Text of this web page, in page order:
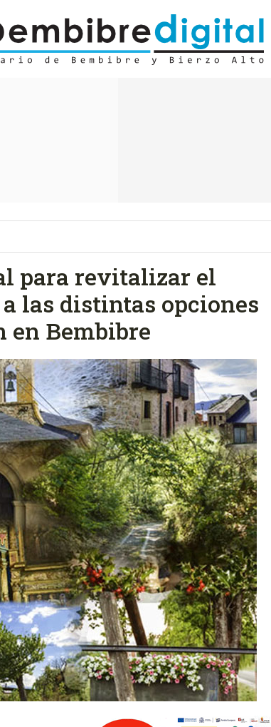
para revitalizar el
las distintas opciones
en Bembibre